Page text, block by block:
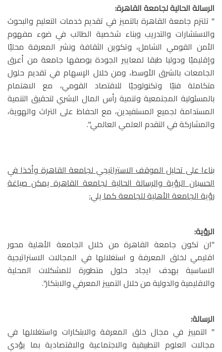
الرسالة الحالية لجامعة القاهرة:
" تلتزم جامعة القاهرة بالتميز في تقديم خدمات التعليم والبحوث
والاستشارات والتدريب وبناء شخصية الطالب في ضوء مفهوم
الأمن القومي الشامل، وتكوين الثقافة ونشر المعرفة محليًا
وإقليميًا ودوليا طبقا لمعايير الجودة بوصفها جامعة من أعرق
الجامعات بالشرق الأوسط، ومن خلال الإسهام في تقديم حلول
متكاملة فنيًا وتكنولوجيًا للاقتصاد القومي، مع الاهتمام
بالمسئولية المجتمعية وتنمية رأس المال البشري لتحقيق التنمية
المستدامة لجميع المستفيدين، مع الحفاظ على التراث والهوية،
والمشاركة في التقدم العلمي العالمي".
بناءا على تحليل الموقف الاستراتيجي لجامعة القاهرة وأخذا في
الحسبان الرؤية والرسالة الحالية لجامعة القاهرة يمكن صياغة
رؤية الجامعة الأهلية للجامعة كما يلي:
الرؤية:
"ان تكون جامعة القاهرة من خلال الجامعة الأهلية محور
اقليمي لخلق المعرفة و استغلالها في المجالات الاستراتيجية
الاساسية بهدف ايجاد حلول متطورة للمشكلات المحلية
والاقليمية والدولية من خلال التمييز المعرفي والابتكار".
الرسالة:
" التمييز في مجال خلق المعرفة والابتكارات واستغلالها في
مجالات العلوم التطبيقية والاجتماعية والاقتصادية بما يؤدي